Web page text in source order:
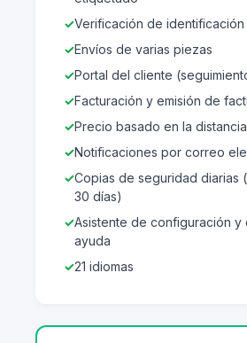
Verificación de identificación
Envíos de varias piezas
Portal del cliente
Facturación y emisión de
Precio basado en la distancia
Notificaciones por correo
Copias de seguridad diarias
30 días)
Asistente de configuración y
ayuda
21 idiomas